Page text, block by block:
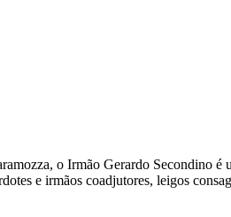
o Irmão Gerardo Secondino é
e irmãos coadjutores, leigos